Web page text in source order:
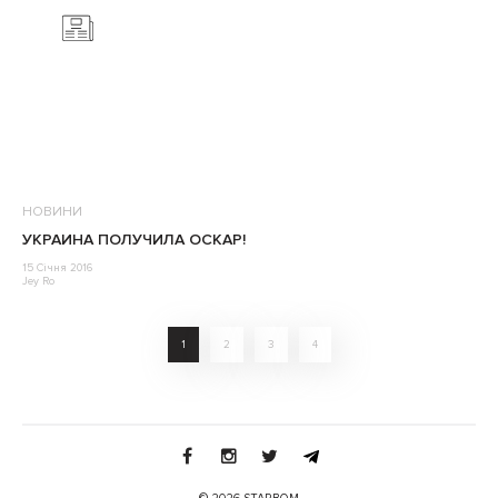
НОВИНИ
УКРАИНА ПОЛУЧИЛА ОСКАР!
15 Січня 2016
Jey Ro
1 2 3 4